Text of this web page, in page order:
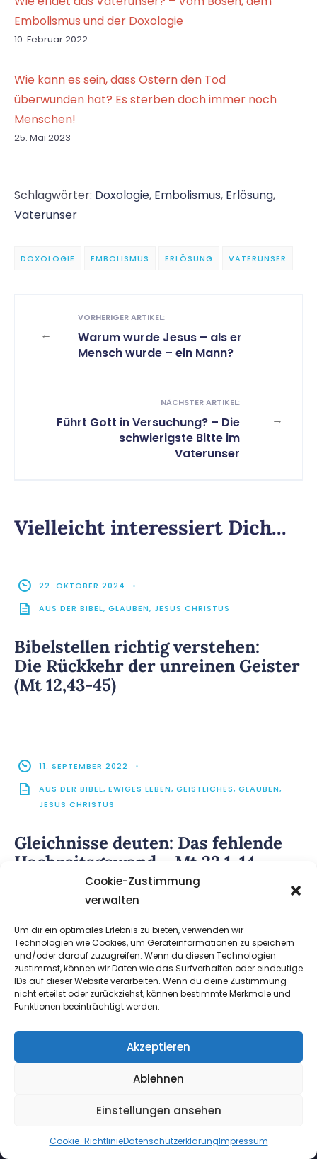
Cookie-Zustimmung
verwalten
Um dir ein optimales Erlebnis zu bieten, verwenden wir
Technologien wie Cookies, um Geräteinformationen zu speichern
und/oder darauf zuzugreifen. Wenn du diesen Technologien
zustimmst, können wir Daten wie das Surfverhalten oder eindeutige
IDs auf dieser Website verarbeiten. Wenn du deine Zustimmung
nicht erteilst oder zurückziehst, können bestimmte Merkmale und
Funktionen beeinträchtigt werden.
Akzeptieren
Ablehnen
Einstellungen ansehen
Cookie-RichtlinieDatenschutzerklärungImpressum
Embolismus und der Doxologie
10. Februar 2022
Wie kann es sein, dass Ostern den Tod
überwunden hat? Es sterben doch immer noch
Menschen!
25. Mai 2023
Schlagwörter: Doxologie, Embolismus, Erlösung,
Vaterunser
DOXOLOGIE EMBOLISMUS ERLÖSUNG VATERUNSER
←
VORHERIGER ARTIKEL:
Warum wurde Jesus – als er
Mensch wurde – ein Mann?
→
NÄCHSTER ARTIKEL:
Führt Gott in Versuchung? – Die
schwierigste Bitte im
Vaterunser
Vielleicht interessiert Dich...
22. OKTOBER 2024
•
AUS DER BIBEL, GLAUBEN, JESUS CHRISTUS
Bibelstellen richtig verstehen:
Die Rückkehr der unreinen Geister
(Mt 12,43-45)
11. SEPTEMBER 2022
•
AUS DER BIBEL, EWIGES LEBEN, GEISTLICHES, GLAUBEN,
JESUS CHRISTUS
Gleichnisse deuten: Das fehlende
Hochzeitsgewand – Mt 22,1-14
META
WordPress.org